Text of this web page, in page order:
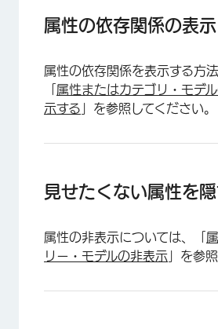
属性の依存関係の表示
属性の依存関係を表示する方法
属性またはカテゴリ・モデ
示する 」を参照してください。
見せたくない属性を
属性の非表示については、「
リー・モデルの非表示 」を参